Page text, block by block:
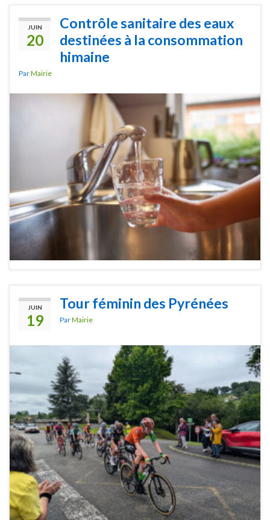
JUIN
20
Contrôle sanitaire des eaux
destinées à la consommation
himaine
ParMairie
JUIN
19
Tour féminin des Pyrénées
ParMairie